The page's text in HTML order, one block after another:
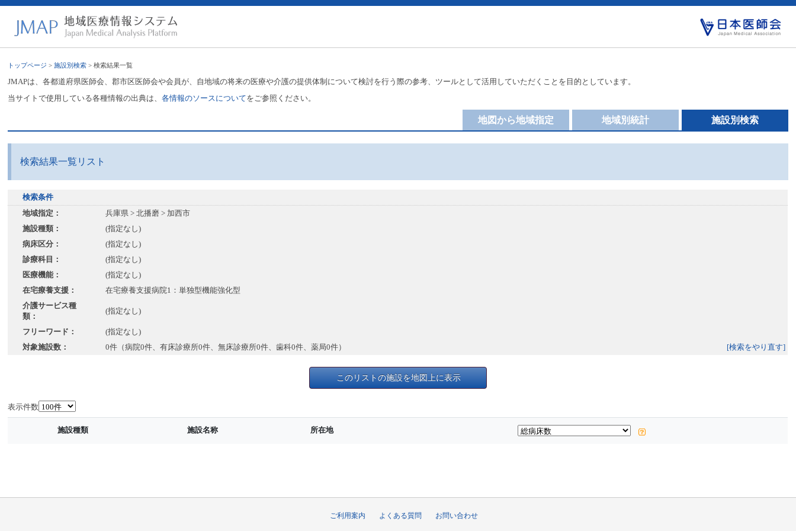
トップページ >施設別検索 > 検索結果一覧
JMAPは、各都道府県医師会、郡市区医師会や会員が、自地域の将来の医療や介護の提供体制について検討を行う際の参考、ツールとして活用していただくことを目的としています。
当サイトで使用している各種情報の出典は、各情報のソースについてをご参照ください。
施設別検索
地域別統計
地図から地域指定
検索結果一覧リスト
検索条件
地域指定：
兵庫県 > 北播磨 > 加西市
施設種類：
(指定なし)
病床区分：
(指定なし)
診療科目：
(指定なし)
医療機能：
(指定なし)
在宅療養支援：
在宅療養支援病院1：単独型機能強化型
介護サービス種
類：
(指定なし)
フリーワード：
(指定なし)
対象施設数：
0件（病院0件、有床診療所0件、無床診療所0件、歯科0件、薬局0件） [検索をやり直す]
このリストの施設を地図上に表示
表示件数
施設種類 施設名称 所在地
ご利用案内 よくある質問 お問い合わせ